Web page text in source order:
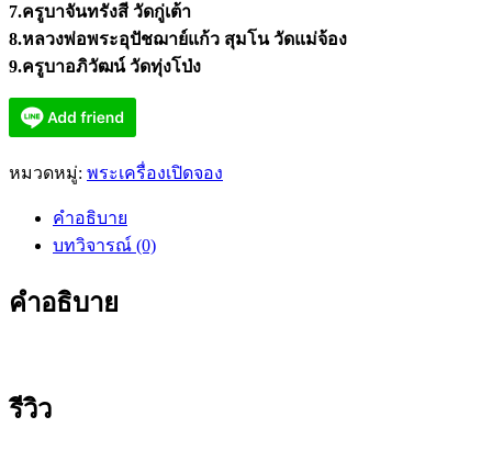
7.ครูบาจันทรังสี วัดกู่เต้า
8.หลวงพ่อพระอุปัชฌาย์แก้ว สุมโน วัดแม่จ้อง
9.ครูบาอภิวัฒน์ วัดทุ่งโป่ง
หมวดหมู่: พระเครื่องเปิดจอง
คำอธิบาย
บทวิจารณ์ (0)
คำอธิบาย
รีวิว